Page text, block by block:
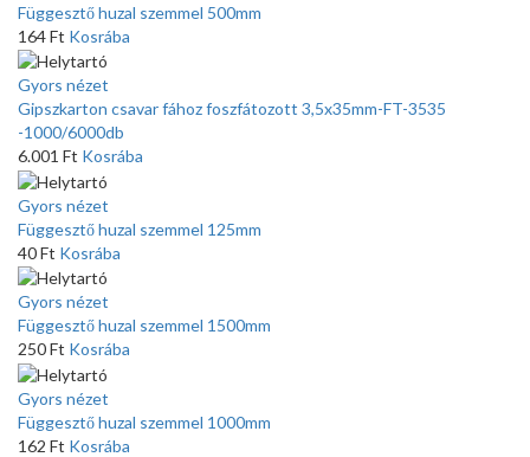
Függesztő huzal szemmel 500mm
164Ft Kosrába
Gyors nézet
Gipszkarton csavar fához foszfátozott 3,5x35mm-FT-3535
-1000/6000db
6.001 Ft Kosrába
Gyors nézet
Függesztő huzal szemmel 125mm
40Ft Kosrába
Gyors nézet
Függesztő huzal szemmel 1500mm
250Ft Kosrába
Gyors nézet
Függesztő huzal szemmel 1000mm
162 Ft Kosrába